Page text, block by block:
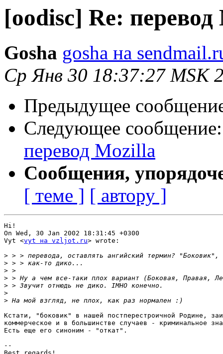
[oodisc] Re:
Gosha gosha на
Ср Янв 30 18:37:27 MSK
Предыдущее
Следующее
перевод Mozilla
Сообщения,
[ теме ] [ автору ]
Hi!
On Wed, 30 Jan 2002 18:31:45 +0300
Vyt <vyt на vzljot.ru> wrote:
>
>
>
>
>
>
>
Кстати, "боковик" в нашей постперестроичной Родине,
коммерческое и в большинстве случаев - криминальное
Есть еще его синоним - "откат".
--